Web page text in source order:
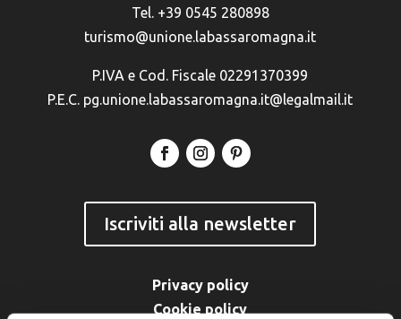
Tel. +39 0545 280898
turismo@unione.labassaromagna.it
P.IVA e Cod. Fiscale 02291370399
P.E.C. pg.unione.labassaromagna.it@legalmail.it
Iscriviti alla newsletter
Privacy policy
Cookie policy